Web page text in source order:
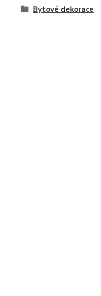
Bytové dekorace